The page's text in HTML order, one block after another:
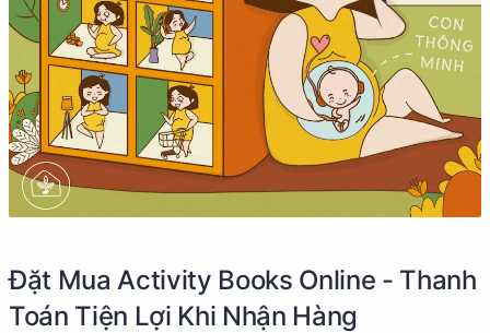
Đặt Mua Activity Books Online - Thanh
Toán Tiện Lợi Khi Nhận Hàng